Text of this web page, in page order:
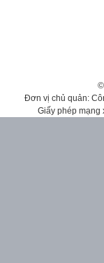
Đơn vị chủ quản:
Giấy phép mạng